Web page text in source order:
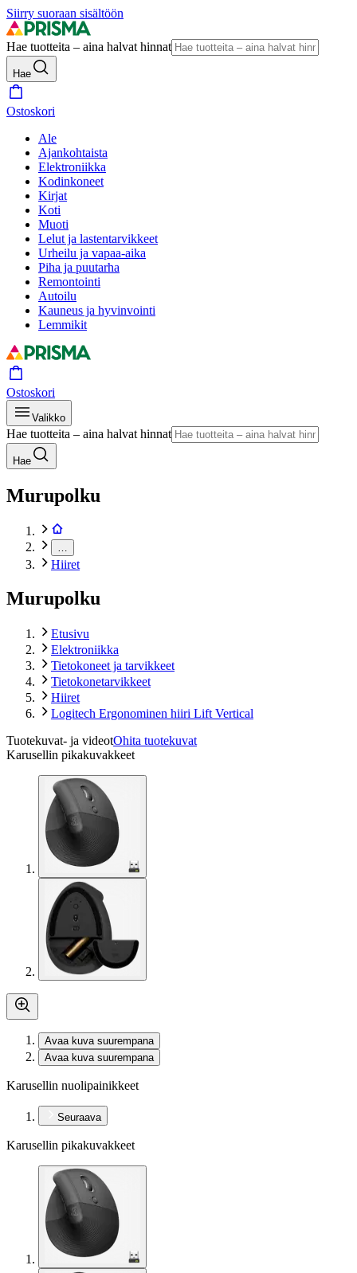
Siirry suoraan sisältöön
Hae tuotteita – aina halvat hinnat
Hae
Ostoskori
Ale
Ajankohtaista
Elektroniikka
Kodinkoneet
Kirjat
Koti
Muoti
Lelut ja lastentarvikkeet
Urheilu ja vapaa-aika
Piha ja puutarha
Remontointi
Autoilu
Kauneus ja hyvinvointi
Lemmikit
Ostoskori
Valikko
Hae tuotteita – aina halvat hinnat
Hae
Murupolku
Hiiret
Murupolku
Etusivu
Elektroniikka
Tietokoneet ja tarvikkeet
Tietokonetarvikkeet
Hiiret
Logitech Ergonominen hiiri Lift Vertical
Tuotekuvat- ja videotOhita tuotekuvat
Karusellin pikakuvakkeet
Avaa kuva suurempana
Avaa kuva suurempana
Karusellin nuolipainikkeet
Seuraava
Karusellin pikakuvakkeet